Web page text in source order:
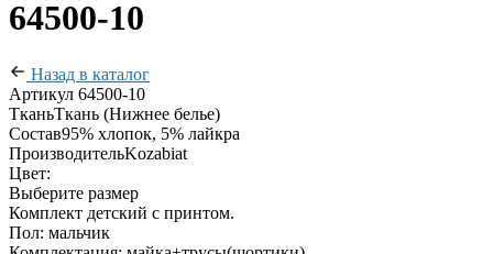
64500-10
Назад в каталог
Артикул 64500-10
ТканьТкань (Нижнее белье)
Состав95% хлопок, 5% лайкра
ПроизводительKozabiat
Цвет:
Выберите размер
Комплект детский с принтом.
Пол: мальчик